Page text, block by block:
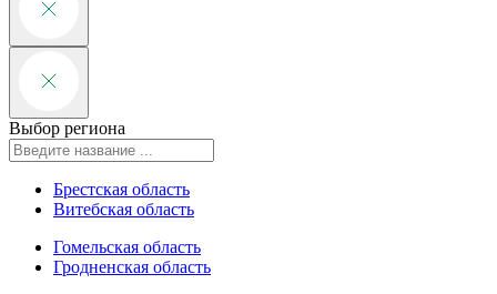
Выбор региона
Брестская область
Витебская область
Гомельская область
Гродненская область